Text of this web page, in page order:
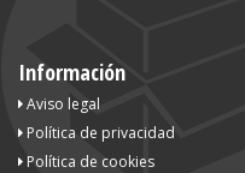
Información
Aviso legal
Política de privacidad
Política de cookies